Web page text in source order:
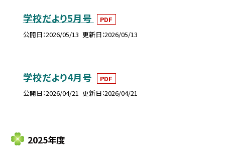
学校だより5月号
PDF
公開日 2026/05/13 更新日 2026/05/13
学校だより4月号
PDF
公開日 2026/04/21 更新日 2026/04/21
2025年度